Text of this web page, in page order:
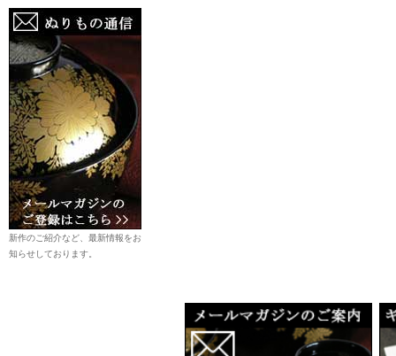
新作のご紹介など、最新情報をお
知らせしております。